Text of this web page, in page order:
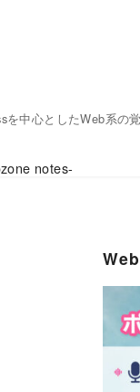
中心としたWeb系の覚
notes-